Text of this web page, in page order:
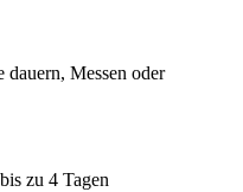
dauern, Messen oder
zu 4 Tagen